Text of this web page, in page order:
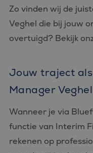
Zo vinden wij de
Veghel die bij jouw
overtuigd? Bekijk
Jouw traject
Manager Veghel
Wanneer je via
functie van Interim
rekenen op